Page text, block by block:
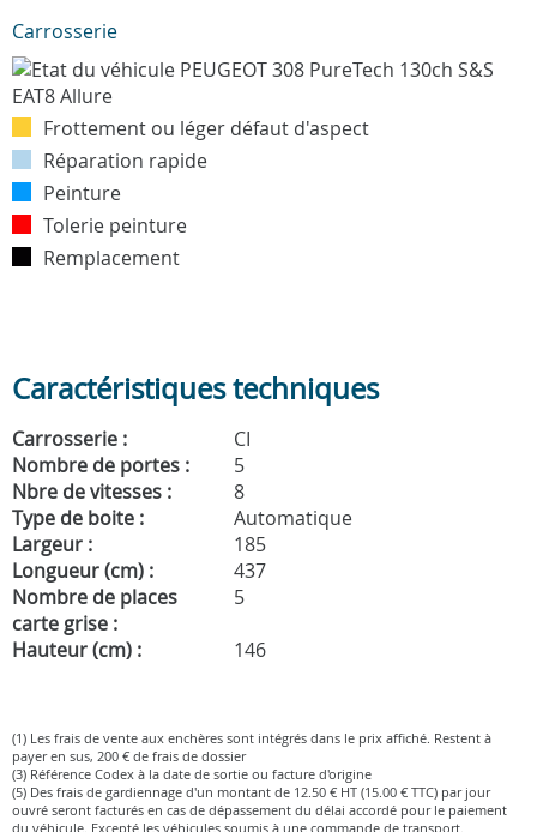
Carrosserie
Frottement ou léger défaut d'aspect
Réparation rapide
Peinture
Tolerie peinture
Remplacement
Caractéristiques techniques
Carrosserie :
CI
Nombre de portes :
5
Nbre de vitesses :
8
Type de boite :
Automatique
Largeur :
185
Longueur (cm) :
437
Nombre de places
carte grise :
5
Hauteur (cm) :
146
(1) Les frais de vente aux enchères sont intégrés dans le prix affiché. Restent à
payer en sus, 200 € de frais de dossier
(3) Référence Codex à la date de sortie ou facture d'origine
(5) Des frais de gardiennage d'un montant de 12.50 € HT (15.00 € TTC) par jour
ouvré seront facturés en cas de dépassement du délai accordé pour le paiement
du véhicule. Excepté les véhicules soumis à une commande de transport.